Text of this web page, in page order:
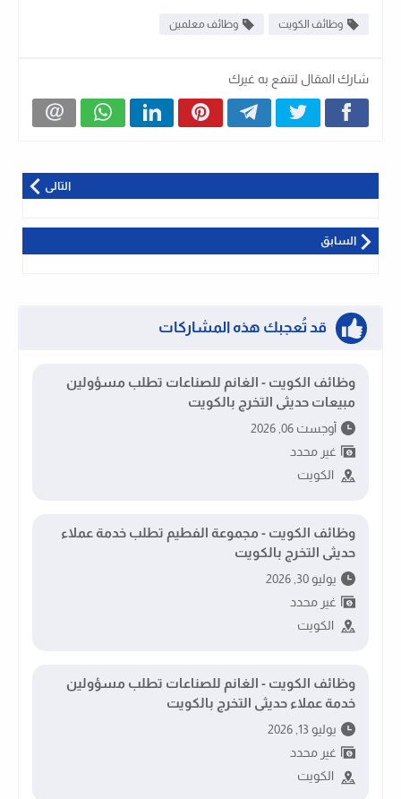
وظائف الكويت وظائف معلمين
شارك المقال لتنفع به غيرك
التالى
السابق
قد تُعجبك هذه المشاركات
وظائف الكويت - الغانم للصناعات تطلب مسؤولين
مبيعات حديثى التخرج بالكويت
أوجست 06, 2026
غير محدد
الكويت
وظائف الكويت - مجموعة الفطيم تطلب خدمة عملاء
حديثى التخرج بالكويت
يوليو 30, 2026
غير محدد
الكويت
وظائف الكويت - الغانم للصناعات تطلب مسؤولين
خدمة عملاء حديثى التخرج بالكويت
يوليو 13, 2026
غير محدد
الكويت